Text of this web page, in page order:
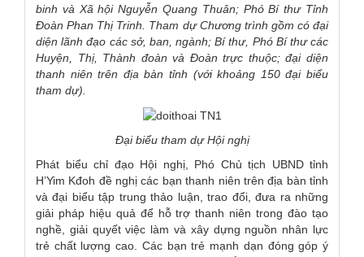
binh và Xã hội Nguyễn Quang Thuân; Phó Bí thư Tỉnh
Đoàn Phan Thị Trinh
Tham dự Chương trình gồm cóđại
diệnlãnh đạo các sở, ban, ngành; Bí thư, Phó Bí thư các
Huyện, Thị, Thành đoàn và Đoàn trực thuộc; đại diện
thanh niên trên địa bàn tỉnh (với khoảng 150 đại biểu
tham dự).
Đại biểu tham dự Hội nghị
Phát biểu chỉ đạo Hội nghị, Phó Chủ tịch UBND tỉnh
H’Yim Kđoh đề nghị các bạn thanh niên trên địa bàn tỉnh
và đại biểu tập trung thảo luận, trao đổi, đưa ra những
giải pháp hiệu quả để hỗ trợ thanh niên trong đào tạo
nghề, giải quyết việc làm và xây dựng nguồn nhân lực
trẻ chất lượng cao. Các bạn trẻ mạnh dạn đóng góp ý